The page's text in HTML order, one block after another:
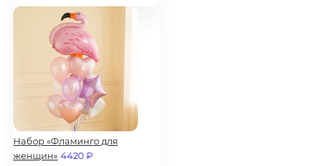
Набор «Фламинго для
женщин» 4420₽